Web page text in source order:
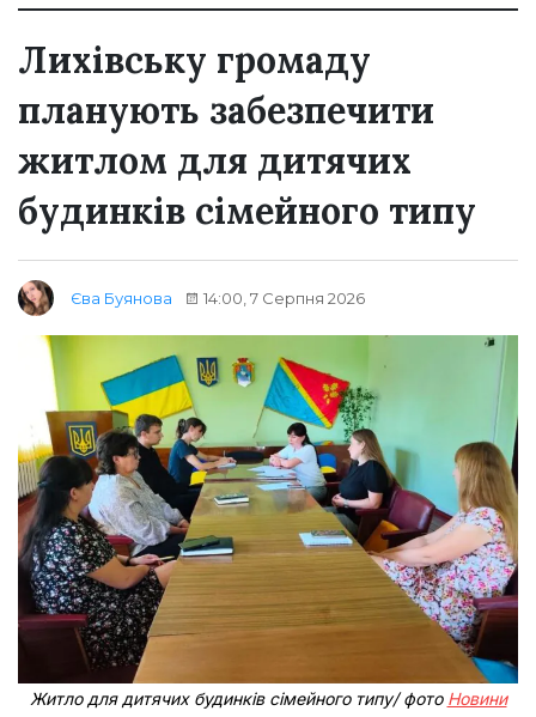
Лихівську громаду
планують забезпечити
житлом для дитячих
будинків сімейного типу
Єва Буянова 14:00, 7 Серпня 2026
Житло для дитячих будинків сімейного типу/ фото Новини